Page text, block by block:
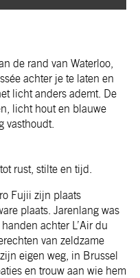
de rand van Waterloo,
achter je te laten en
licht anders ademt. De
licht hout en blauwe
vasthoudt.
rust, stilte en tijd.
Fujii zijn plaats
plaats. Jarenlang was
achter L’Air du
van zeldzame
eigen weg, in Brussel
en trouw aan wie hem